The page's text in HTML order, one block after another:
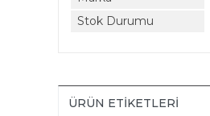
Stok Durumu
ÜRÜN ETIKETLERI